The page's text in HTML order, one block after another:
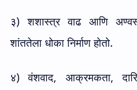
३) शशास्त्र वाढ आणि
शांततेला धोका निर्माण होतो.
४) वंशवाद, आक्रमकता,